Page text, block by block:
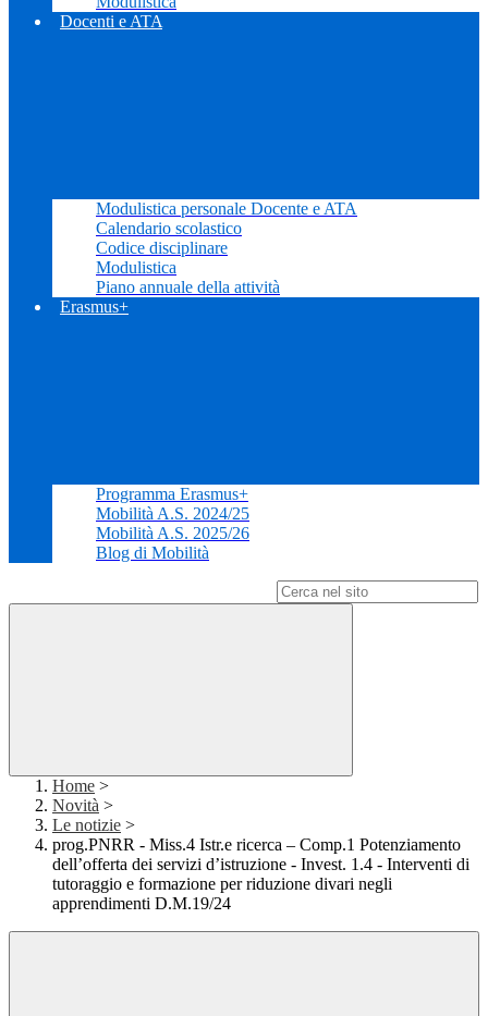
Docenti e ATA
Modulistica personale Docente e ATA
Calendario scolastico
Codice disciplinare
Modulistica
Piano annuale della attività
Erasmus+
Programma Erasmus+
Mobilità A.S. 2024/25
Mobilità A.S. 2025/26
Blog di Mobilità
Home >
Novità >
Le notizie >
prog.PNRR - Miss.4 Istr.e ricerca – Comp.1 Potenziamento
dell’offerta dei servizi d’istruzione - Invest. 1.4 - Interventi di
tutoraggio e formazione per riduzione divari negli
apprendimenti D.M.19/24